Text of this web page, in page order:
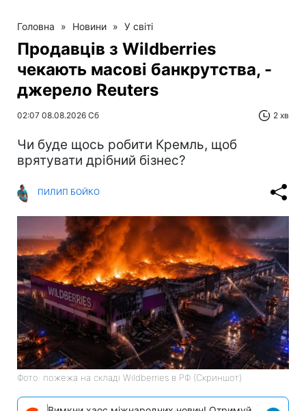
Головна » Новини » У світі
Продавців з Wildberries
чекають масові банкрутства, -
джерело Reuters
02:07 08.08.2026 Сб 2 хв
Чи буде щось робити Кремль, щоб
врятувати дрібний бізнес?
ПИЛИП БОЙКО
Фото: пожежа на складі Wildberries в РФ (Скриншот)